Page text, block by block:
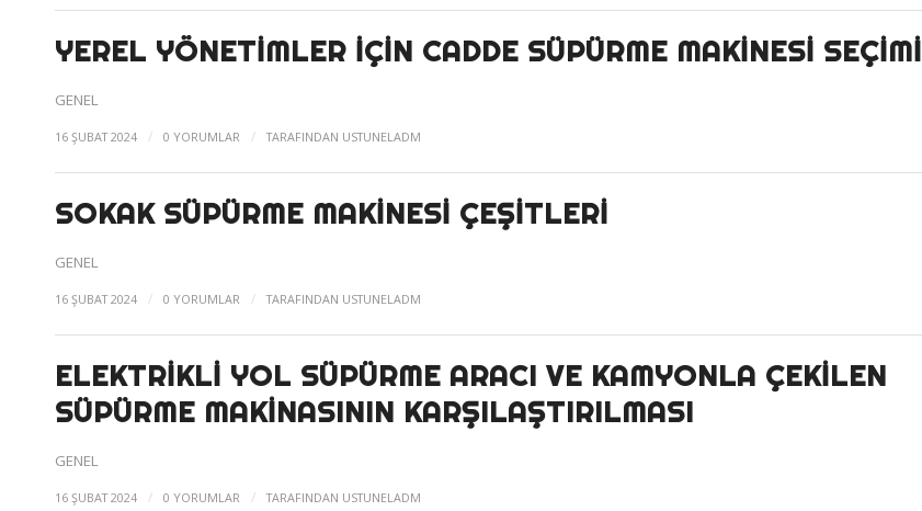
YEREL YÖNETIMLER İÇIN CADDE SÜPÜRME MAKINESI SEÇIMI
GENEL
16 ŞUBAT 2024 / 0 YORUMLAR / TARAFINDAN USTUNELADM
SOKAK SÜPÜRME MAKINESI ÇEŞITLERI
GENEL
16 ŞUBAT 2024 / 0 YORUMLAR / TARAFINDAN USTUNELADM
ELEKTRIKLI YOL SÜPÜRME ARACI VE KAMYONLA ÇEKILEN
SÜPÜRME MAKINASININ KARŞILAŞTIRILMASI
GENEL
16 ŞUBAT 2024 / 0 YORUMLAR / TARAFINDAN USTUNELADM